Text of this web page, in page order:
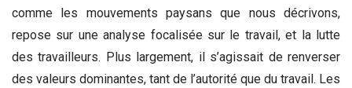
comme les mouvements paysans que nous décrivons,
repose sur une analyse focalisée sur le travail, et la lutte
des travailleurs. Plus largement, il s’agissait de renverser
des valeurs dominantes, tant de l’autorité que du travail. Les